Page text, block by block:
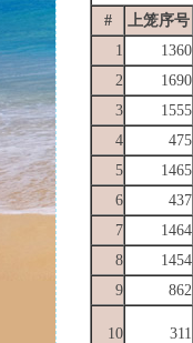
#
上笼序号
1
1360
2
1690
3
1555
4
475
5
1465
6
437
7
1464
8
1454
9
862
10 311